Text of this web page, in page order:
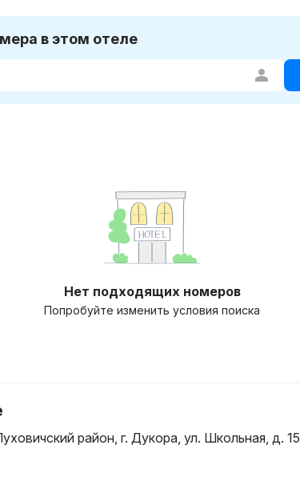
в этом отеле
Нет подходящих номеров
Попробуйте изменить условия поиска
район, г. Дукора, ул. Школьная, д. 15